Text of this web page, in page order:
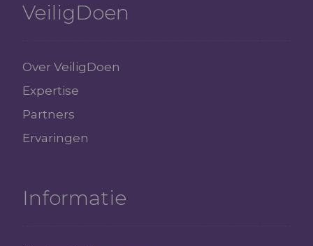
VeiligDoen
Over VeiligDoen
Expertise
Partners
Ervaringen
Informatie